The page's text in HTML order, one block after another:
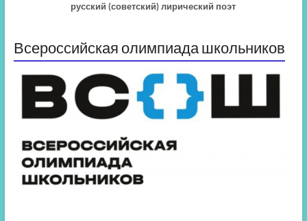
русский (советский) лирический поэт
Всероссийская олимпиада школьников